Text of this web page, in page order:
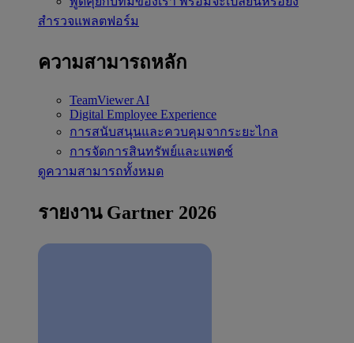
สำรวจแพลตฟอร์ม
ความสามารถหลัก
TeamViewer AI
Digital Employee Experience
การสนับสนุนและควบคุมจากระยะไกล
การจัดการสินทรัพย์และแพตช์
ดูความสามารถทั้งหมด
รายงาน Gartner 2026